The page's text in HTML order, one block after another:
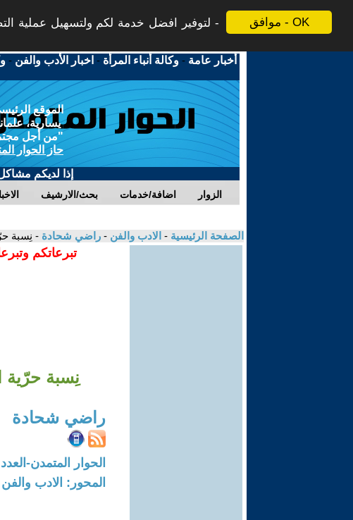
موافق - OK
لتوفير افضل خدمة لكم ولتسهيل عملية
أخبار عامة -وكالة أنباء المرأة - اخبار الأدب والفن -
الموقع
يسارية،
"من أجل
حاز الحوار
إذا لديكم
بحث/الارشيف اضافة/خدمات الزوار
الصفحة الرئيسية - الادب والفن - راضي شحادة - نِسبة
تبرعاتكم
نِسبة حرّية
راضي شحادة
الحوار المتمدن-العدد: 7304 - 2022 / 7 / 9 -
المحور: الادب والفن